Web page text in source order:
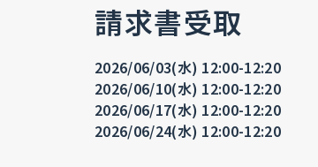
請求書受取
2026/06/03(水) 12:00-12:20
2026/06/10(水) 12:00-12:20
2026/06/17(水) 12:00-12:20
2026/06/24(水) 12:00-12:20